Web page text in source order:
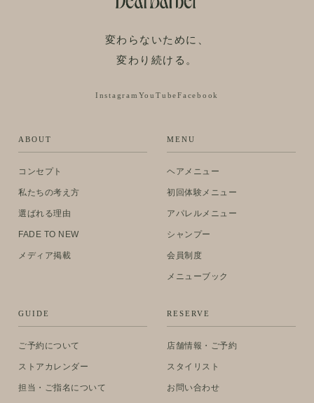
変わらないために、
変わり続ける。
Instagram YouTubeFacebook
ABOUT
コンセプト
私たちの考え方
選ばれる理由
FADE TO NEW
メディア掲載
MENU
ヘアメニュー
初回体験メニュー
アパレルメニュー
シャンプー
会員制度
メニューブック
GUIDE
ご予約について
ストアカレンダー
担当・ご指名について
RESERVE
店舗情報・ご予約
スタイリスト
お問い合わせ